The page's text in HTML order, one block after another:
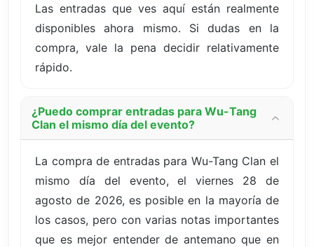
Las entradas que ves aquí están realmente
disponibles ahora mismo. Si dudas en la
compra, vale la pena decidir relativamente
rápido.
¿Puedo comprar entradas para Wu-Tang
Clan el mismo día del evento?
La compra de entradas para Wu-Tang Clan el
mismo día del evento, el viernes 28 de
agosto de 2026, es posible en la mayoría de
los casos, pero con varias notas importantes
que es mejor entender de antemano que en